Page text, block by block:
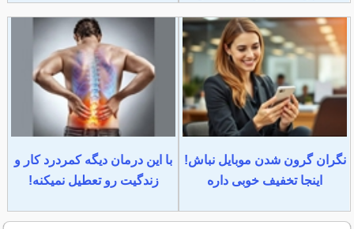
نگران گرون شدن موبایل نباش!
اینجا تخفیف خوبی داره
با این درمان دیگه کمردرد کار و
زندگیت رو تعطیل نمیکنه!